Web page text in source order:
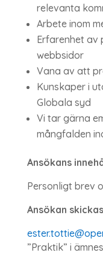
relevanta
Arbete inom
Erfarenhet av
webbsidor
Vana av att
Kunskaper i
Globala syd
Vi tar gärna
mångfalden
Ansökans
Personligt brev
Ansökan
”Praktik” i